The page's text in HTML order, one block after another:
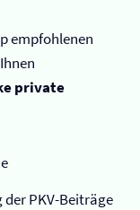
empfohlenen
private
PKV-Beiträge